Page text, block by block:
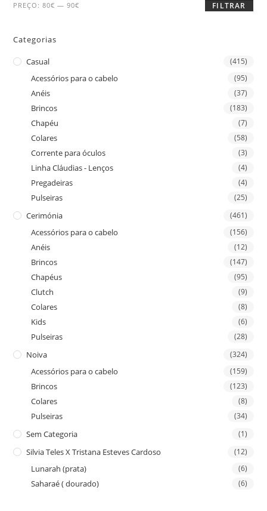
FILTRAR
PREÇO:80€ —90€
Categorias
Casual (415)
Acessórios para o cabelo (95)
Anéis (37)
Brincos (183)
Chapéu (7)
Colares (58)
Corrente para óculos (3)
Linha Cláudias - Lenços (4)
Pregadeiras (4)
Pulseiras (25)
Cerimónia (461)
Acessórios para o cabelo (156)
Anéis (12)
Brincos (147)
Chapéus (95)
Clutch (9)
Colares (8)
Kids (6)
Pulseiras (28)
Noiva (324)
Acessórios para o cabelo (159)
Brincos (123)
Colares (8)
Pulseiras (34)
Sem Categoria (1)
Silvia Teles X Tristana Esteves Cardoso (12)
Lunarah (prata) (6)
Saharaé ( dourado) (6)